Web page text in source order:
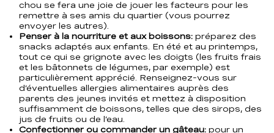
chou se fera une joie de jouer les facteurs pour les
remettre à ses amis du quartier (vous pourrez
envoyer les autres).
Penser à la nourriture et aux boissons: préparez des
snacks adaptés aux enfants. En été et au printemps,
tout ce qui se grignote avec les doigts (les fruits frais
et les bâtonnets de légumes, par exemple) est
particulièrement apprécié. Renseignez-vous sur
d’éventuelles allergies alimentaires auprès des
parents des jeunes invités et mettez à disposition
suffisamment de boissons, telles que des sirops, des
jus de fruits ou de l’eau.
Confectionner ou commander un gâteau: pour un